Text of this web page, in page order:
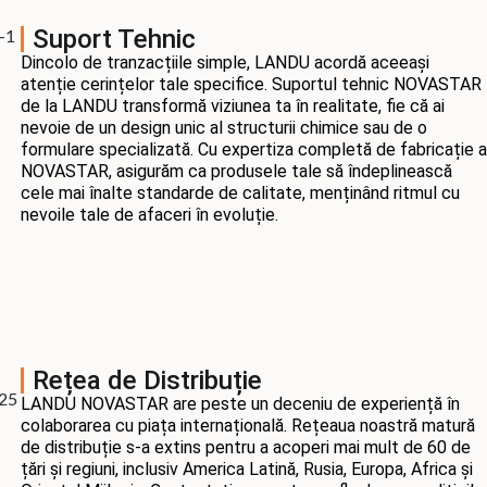
Suport Tehnic
Dincolo de tranzacțiile simple, LANDU acordă aceeași
atenție cerințelor tale specifice. Suportul tehnic NOVASTAR
de la LANDU transformă viziunea ta în realitate, fie că ai
nevoie de un design unic al structurii chimice sau de o
formulare specializată. Cu expertiza completă de fabricație a
NOVASTAR, asigurăm ca produsele tale să îndeplinească
cele mai înalte standarde de calitate, menținând ritmul cu
nevoile tale de afaceri în evoluție.
Rețea de Distribuție
LANDU NOVASTAR are peste un deceniu de experiență în
colaborarea cu piața internațională. Rețeaua noastră matură
de distribuție s-a extins pentru a acoperi mai mult de 60 de
țări și regiuni, inclusiv America Latină, Rusia, Europa, Africa și